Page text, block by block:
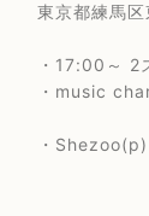
東京都練馬区
・17:00～ 2
・music
・Shezoo(p)